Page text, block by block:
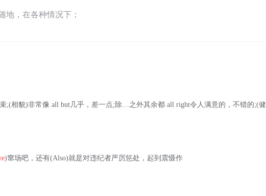
地，在各种情况下；
束;(相貌)非常像 all but几乎，差一点;除…之外其余都 all right令人满意的，不错的;(健
)窜场吧，还有(Also)就是对违纪者严厉惩处，起到震慑作